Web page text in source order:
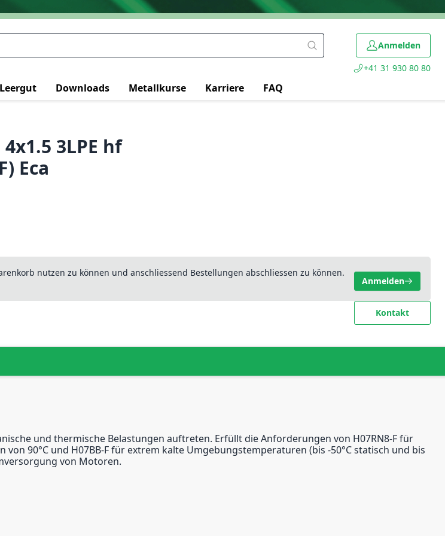
Anmelden
+41 31 930 80 80
Leergut Downloads Metallkurse Karriere FAQ
3LPE hf
Eca
nutzen zu können und anschliessend Bestellungen abschliessen zu können.
Anmelden
Kontakt
und thermische Belastungen auftreten. Erfüllt die Anforderungen von H07RN8-F für
90°C und H07BB-F für extrem kalte Umgebungstemperaturen (bis -50°C statisch und bis
von Motoren.